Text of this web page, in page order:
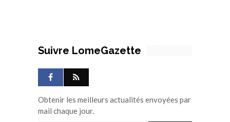
Suivre LomeGazette
Obtenir les meilleurs actualités envoyées par
mail chaque jour.